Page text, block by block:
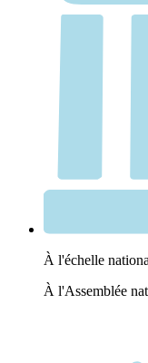
À l'échelle
À l'Assemblée